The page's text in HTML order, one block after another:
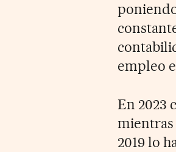
empleo
En 2023
mientras
2019 lo